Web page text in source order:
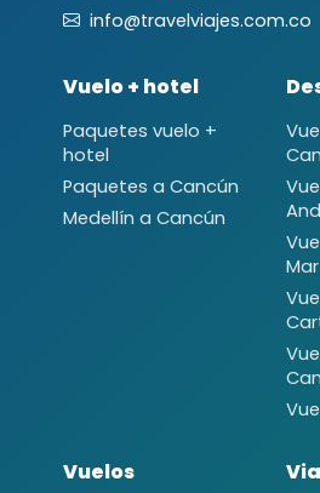
info@travelviajes.com.co
Vuelo + hotel
Paquetes vuelo +
hotel
Paquetes a Cancún
Medellín a Cancún
Vuelos